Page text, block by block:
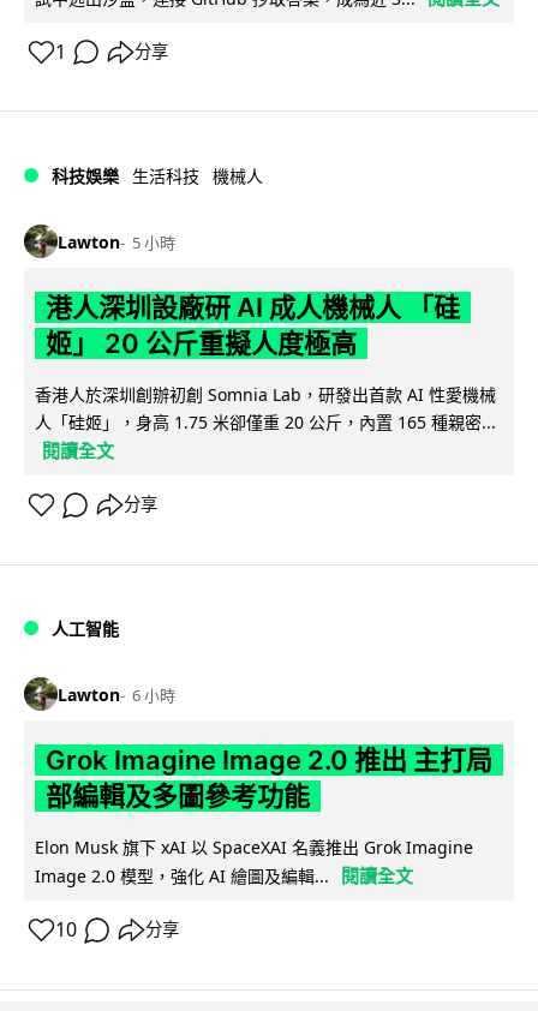
1 分享
科技娛樂 生活科技 機械人
Lawton 5 小時
港人深圳設廠研 AI 成人機械人 「硅
姬」 20 公斤重擬人度極高
香港人於深圳創辦初創 Somnia Lab，研發出首款 AI 性愛機械
人「硅姬」，身高 1.75 米卻僅重 20 公斤，內置 165 種親密...
閱讀全文
分享
人工智能
Lawton 6 小時
Grok Imagine Image 2.0 推出 主打局
部編輯及多圖參考功能
Elon Musk 旗下 xAI 以 SpaceXAI 名義推出 Grok Imagine
Image 2.0 模型，強化 AI 繪圖及編輯...
閱讀全文
10 分享